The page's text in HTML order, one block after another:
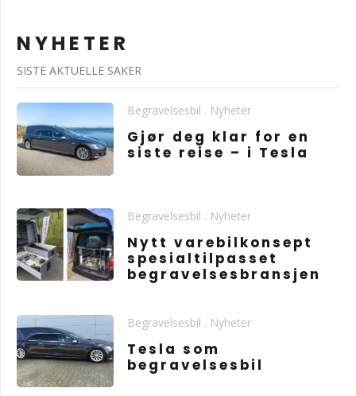
NYHETER
SISTE AKTUELLE SAKER
Begravelsesbil . Nyheter
Gjør deg klar for en
siste reise – i Tesla
Begravelsesbil . Nyheter
Nytt varebilkonsept
spesialtilpasset
begravelsesbransjen
Begravelsesbil . Nyheter
Tesla som
begravelsesbil